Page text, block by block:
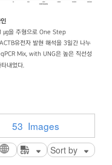
을 주형으로 One Step
유전자 발현 해석을 3일간 나누
Mix, with UNG은 높은 직선성
내었다.